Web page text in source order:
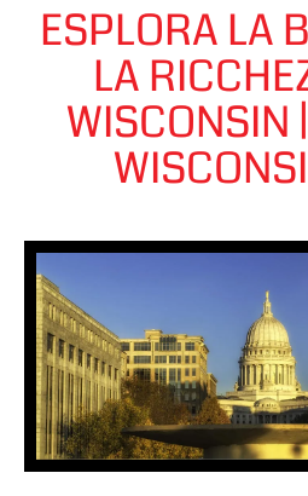
ESPLORA LA
LA
WISCONSIN